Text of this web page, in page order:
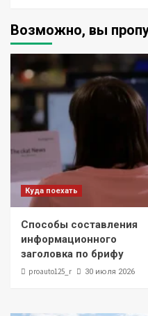
Возможно, вы
Куда поехать
Способы составления
информационного
заголовка по брифу
proauto125_r 30 июля 2026